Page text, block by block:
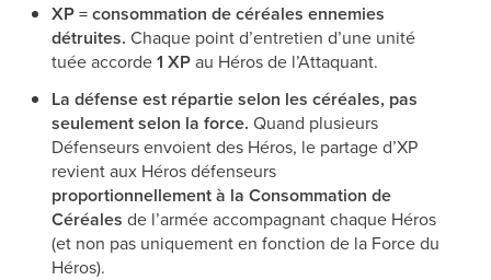
XP = consommation de céréales ennemies
détruites. Chaque point d’entretien d’une unité
tuée accorde1 XPau Héros de l’Attaquant.
La défense est répartie selon les céréales, pas
seulement selon la force. Quand plusieurs
Défenseurs envoient des Héros, le partage d’XP
revient aux Héros défenseurs
proportionnellement à la Consommation de
Céréales de l’armée accompagnant chaque Héros
(et non pas uniquement en fonction de la Force du
Héros).